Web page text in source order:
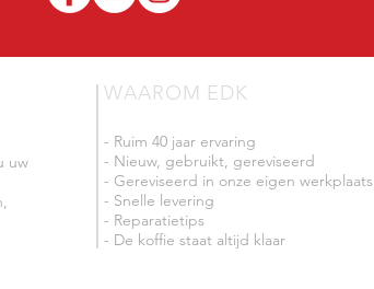
uw
WAAROM EDK
- Ruim 40 jaar ervaring
- Nieuw, gebruikt, gereviseerd
- Gereviseerd in onze eigen werkplaats
- Snelle levering
- Reparatietips
- De koffie staat altijd klaar